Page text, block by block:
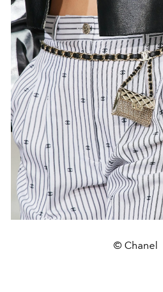
© Chanel